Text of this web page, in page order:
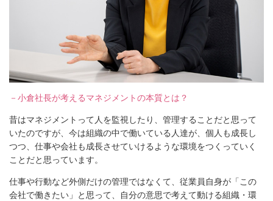
－小倉社長が考えるマネジメントの本質とは？
昔はマネジメントって人を監視したり、管理することだと思って
いたのですが、今は組織の中で働いている人達が、個人も成長し
つつ、仕事や会社も成長させていけるような環境をつくっていく
ことだと思っています。
仕事や行動など外側だけの管理ではなくて、従業員自身が「この
会社で働きたい」と思って、自分の意思で考えて動ける組織・環